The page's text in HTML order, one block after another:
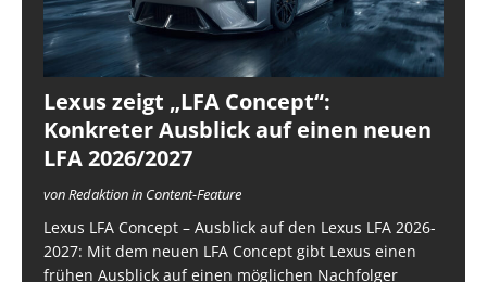
Lexus zeigt „LFA Concept“:
Konkreter Ausblick auf einen neuen
LFA 2026/2027
von Redaktion in Content-Feature
Lexus LFA Concept – Ausblick auf den Lexus LFA 2026-
2027: Mit dem neuen LFA Concept gibt Lexus einen
frühen Ausblick auf einen möglichen Nachfolger